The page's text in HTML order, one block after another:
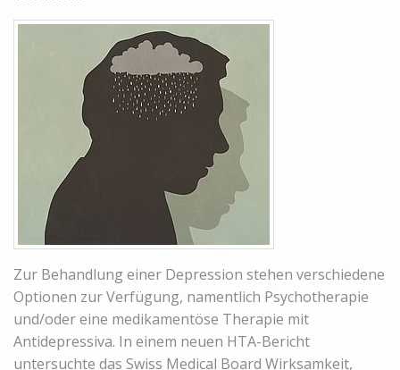
Zur Behandlung einer Depression stehen verschiedene
Optionen zur Verfügung, namentlich Psychotherapie
und/oder eine medikamentöse Therapie mit
Antidepressiva. In einem neuen HTA-Bericht
untersuchte das Swiss Medical Board Wirksamkeit,